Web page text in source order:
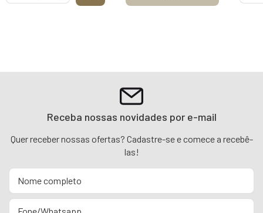
Receba nossas novidades por e-mail
Quer receber nossas ofertas? Cadastre-se e comece a recebê-
las!